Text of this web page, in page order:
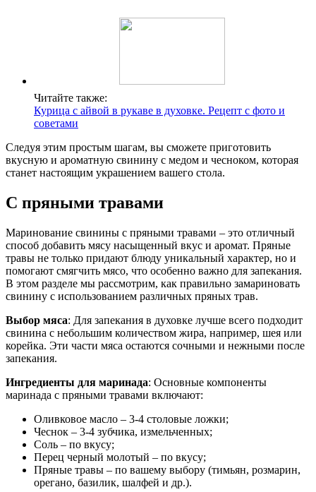
Читайте также:
Курица с айвой в рукаве в духовке. Рецепт с фото и
советами
Следуя этим простым шагам, вы сможете приготовить
вкусную и ароматную свинину с медом и чесноком, которая
станет настоящим украшением вашего стола.
С пряными травами
Маринование свинины с пряными травами – это отличный
способ добавить мясу насыщенный вкус и аромат. Пряные
травы не только придают блюду уникальный характер, но и
помогают смягчить мясо, что особенно важно для запекания.
В этом разделе мы рассмотрим, как правильно замариновать
свинину с использованием различных пряных трав.
Выбор мяса: Для запекания в духовке лучше всего подходит
свинина с небольшим количеством жира, например, шея или
корейка. Эти части мяса остаются сочными и нежными после
запекания.
Ингредиенты для маринада: Основные компоненты
маринада с пряными травами включают:
Оливковое масло – 3-4 столовые ложки;
Чеснок – 3-4 зубчика, измельченных;
Соль – по вкусу;
Перец черный молотый – по вкусу;
Пряные травы – по вашему выбору (тимьян, розмарин,
орегано, базилик, шалфей и др.).